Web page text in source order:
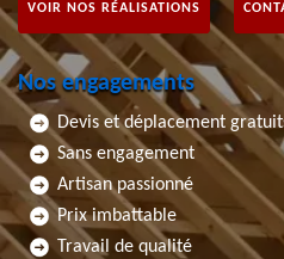
VOIR NOS RÉALISATIONS
Nos engagements
Devis et déplacement
Sans engagement
Artisan passionné
Prix imbattable
Travail de qualité